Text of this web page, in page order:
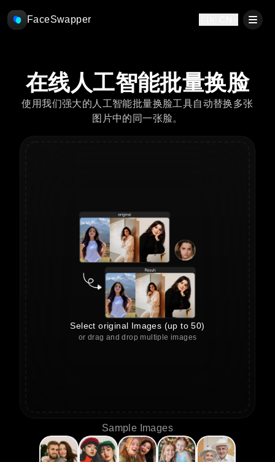
FaceSwapper
在线人工智能批量换脸
使用我们强大的人工智能批量换脸工具自动替换多张
图片中的同一张脸。
Select original Images (up to 50)
or drag and drop multiple images
Sample Images